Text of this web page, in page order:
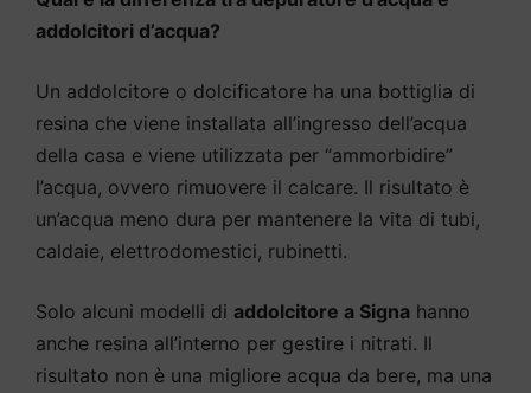
addolcitori d’acqua?
Un addolcitore o dolcificatore ha una bottiglia di
resina che viene installata all’ingresso dell’acqua
della casa e viene utilizzata per “ammorbidire”
l’acqua, ovvero rimuovere il calcare. Il risultato è
un’acqua meno dura per mantenere la vita di tubi,
caldaie, elettrodomestici, rubinetti.
Solo alcuni modelli di addolcitore a Signa hanno
anche resina all’interno per gestire i nitrati. Il
risultato non è una migliore acqua da bere, ma una